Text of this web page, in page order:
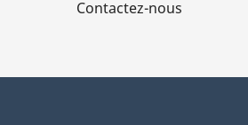
Contactez-nous